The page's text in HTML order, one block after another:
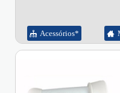
Acessórios*